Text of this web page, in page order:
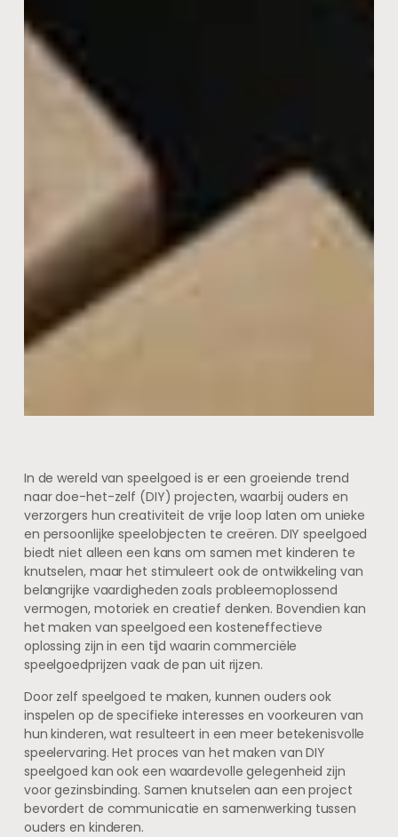
In de wereld van speelgoed is er een groeiende trend
naar doe-het-zelf (DIY) projecten, waarbij ouders en
verzorgers hun creativiteit de vrije loop laten om unieke
en persoonlijke speelobjecten te creëren. DIY speelgoed
biedt niet alleen een kans om samen met kinderen te
knutselen, maar het stimuleert ook de ontwikkeling van
belangrijke vaardigheden zoals probleemoplossend
vermogen, motoriek en creatief denken. Bovendien kan
het maken van speelgoed een kosteneffectieve
oplossing zijn in een tijd waarin commerciële
speelgoedprijzen vaak de pan uit rijzen.
Door zelf speelgoed te maken, kunnen ouders ook
inspelen op de specifieke interesses en voorkeuren van
hun kinderen, wat resulteert in een meer betekenisvolle
speelervaring. Het proces van het maken van DIY
speelgoed kan ook een waardevolle gelegenheid zijn
voor gezinsbinding. Samen knutselen aan een project
bevordert de communicatie en samenwerking tussen
ouders en kinderen.